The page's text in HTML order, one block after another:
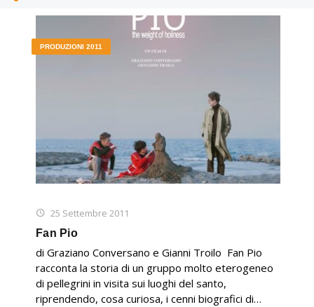
25 Settembre 2011
PRODUZIONI 2011
Fan Pio
di Graziano Conversano e Gianni Troilo Fan Pio
racconta la storia di un gruppo molto eterogeneo
di pellegrini in visita sui luoghi del santo,
riprendendo, cosa curiosa, i cenni biografici di…